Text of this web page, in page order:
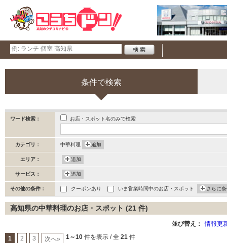
条件で検索
ワード検索： お店・スポット名のみで検索
カテゴリ： 中華料理 追加
エリア： 追加
サービス： 追加
その他の条件： クーポンあり いま営業時間中のお店・スポット さらに
高知県の中華料理のお店・スポット (21 件)
並び替え： 情報更
1 2 3 次へ» 1～10 件を表示 / 全 21 件